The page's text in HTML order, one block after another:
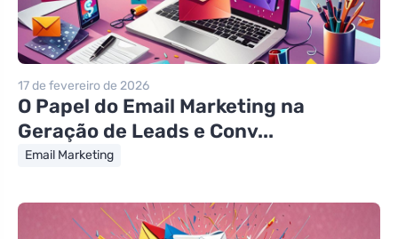
17 de fevereiro de 2026
O Papel do Email Marketing na
Geração de Leads e Conv...
Email Marketing